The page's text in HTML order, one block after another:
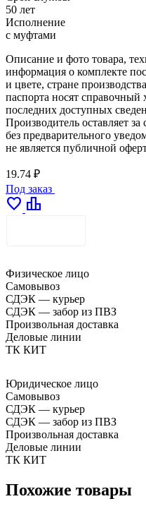
50 лет
Исполнение
с муфтами
Описание и фото товара,
информация о комплекте
и цвете, стране
паспорта носят справочный
последних доступных
Производитель оставляет
без предварительного
не является публичной
19.74 ₽
Под заказ
favorite leaderboard
Физическое лицо
Самовывоз
СДЭК — курьер
СДЭК — забор из ПВЗ
Произвольная доставка
Деловые линии
ТК КИТ
Юридическое лицо
Самовывоз
СДЭК — курьер
СДЭК — забор из ПВЗ
Произвольная доставка
Деловые линии
ТК КИТ
Похожие товары